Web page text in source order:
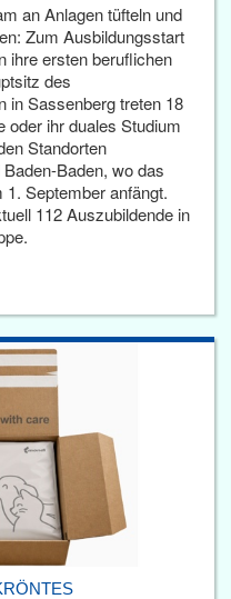
an Anlagen tüfteln und
Zum Ausbildungsstart
ihre ersten beruflichen
des
in Sassenberg treten 18
oder ihr duales Studium
Standorten
Baden, wo das
September anfängt.
112 Auszubildende in